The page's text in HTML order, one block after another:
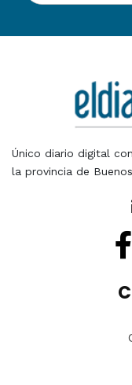
Único diario digital
la provincia de